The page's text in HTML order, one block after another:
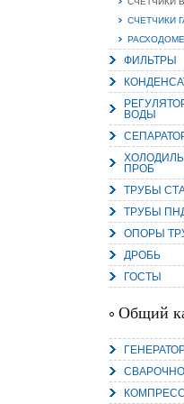
СЧЕТЧИКИ
ФИЛЬТРЫ
ВОДЫ
ПРОБ
ТРУБЫ
ТРУБЫ
ОПОРЫ
ДРОБЬ
ГОСТЫ
Общий